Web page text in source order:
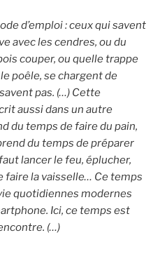
d’emploi : ceux qui savent
avec les cendres, ou du
couper, ou quelle trappe
poêle, se chargent de
pas. (…) Cette
aussi dans un autre
du temps de faire du pain,
du temps de préparer
lancer le feu, éplucher,
faire la vaisselle… Ce temps
quotidiennes modernes
Ici, ce temps est
(…)